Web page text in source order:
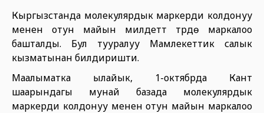
Кыргызстанда молекулярдык маркерди колдонуу
менен отун майын милдеттүү түрдө маркалоо
башталды. Бул тууралуу Мамлекеттик салык
кызматынан билдиришти.
Маалыматка ылайык, 1-октябрда Кант
шаарындагы мунай базада молекулярдык
маркерди колдонуу менен отун майын маркалоо